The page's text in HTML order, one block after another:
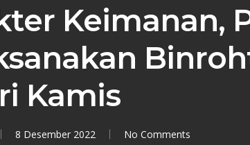
Keimanan,
Kamis
8 Desember 2022 No Comments